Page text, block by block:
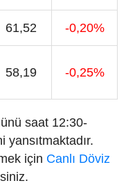
61,52 -0,20%
58,19 -0,25%
saat 12:30-
yansıtmaktadır.
için Canlı Döviz